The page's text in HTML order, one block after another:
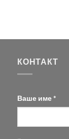
КОНТАКТ
Ваше име *